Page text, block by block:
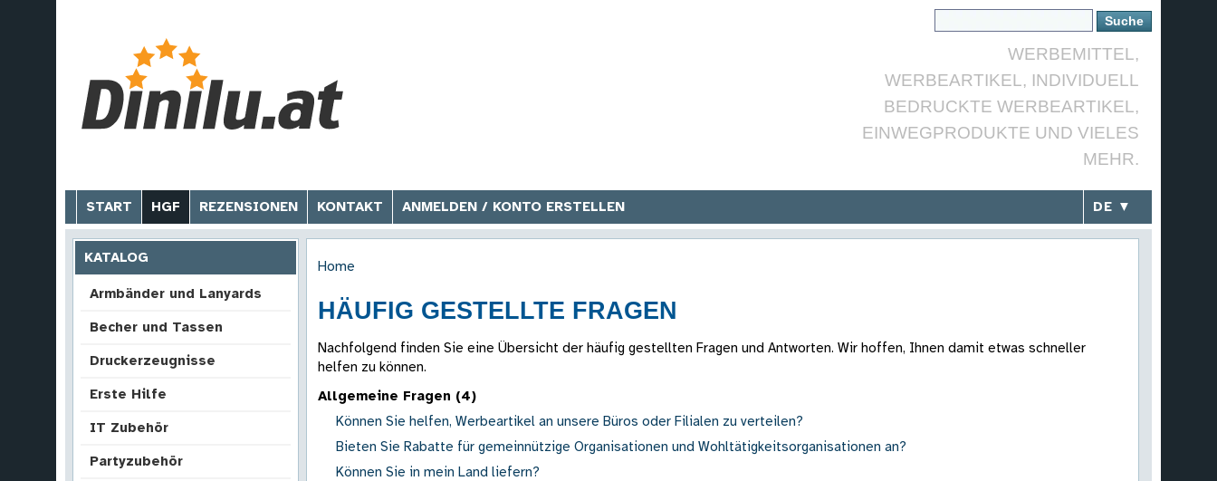
WERBEMITTEL,
WERBEARTIKEL, INDIVIDUELL
BEDRUCKTE WERBEARTIKEL,
EINWEGPRODUKTE UND VIELES
MEHR.
START HGF REZENSIONEN KONTAKT ANMELDEN / KONTO ERSTELLEN DE ▼
KATALOG
Armbänder und Lanyards
Becher und Tassen
Druckerzeugnisse
Erste Hilfe
IT Zubehör
Partyzubehör
Home
HÄUFIG GESTELLTE FRAGEN
Nachfolgend finden Sie eine Übersicht der häufig gestellten Fragen und Antworten. Wir hoffen, Ihnen damit etwas schneller
helfen zu können.
Allgemeine Fragen (4)
Können Sie helfen, Werbeartikel an unsere Büros oder Filialen zu verteilen?
Bieten Sie Rabatte für gemeinnützige Organisationen und Wohltätigkeitsorganisationen an?
Können Sie in mein Land liefern?